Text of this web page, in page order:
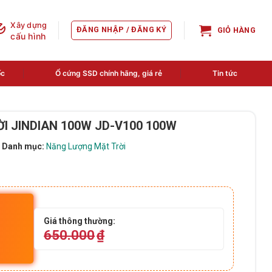
Xây dựng
cấu hình
ĐĂNG NHẬP / ĐĂNG KÝ GIỎ HÀNG
Ổ cứng SSD chính hãng, giá rẻ Tin tức
JINDIAN 100W JD-V100 100W
Danh mục: Năng Lượng Mặt Trời
Giá thông thường:
650.000₫